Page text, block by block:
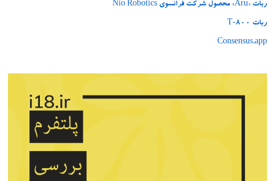
ربات «Aru» محصول شرکت فرانسوی Nio Robotics
ربات T‑800
Consensus.app